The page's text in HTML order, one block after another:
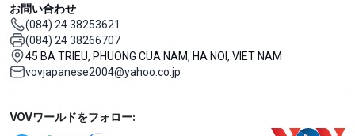
お問い合わせ
(084) 24 38253621
(084) 24 38266707
45 BA TRIEU, PHUONG CUA NAM, HA NOI, VIET NAM
vovjapanese2004@yahoo.co.jp
Mạng xã hội
VOVワールドをフォロー: